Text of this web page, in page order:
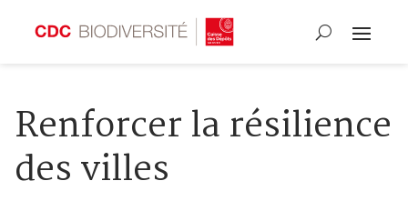
Renforcer la résilience
des villes